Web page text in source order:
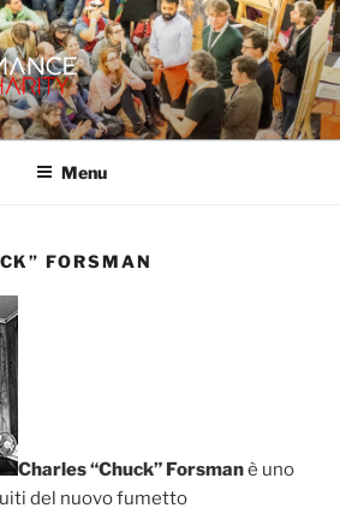
Area Performance.
Menu
FORSMAN
Charles “Chuck” Forsmanè uno
del nuovo fumetto